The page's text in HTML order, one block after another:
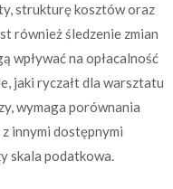
strukturę kosztów oraz
również śledzenie zmian
wpływać na opłacalność
jaki ryczałt dla warsztatu
wymaga porównania
innymi dostępnymi
skala podatkowa.